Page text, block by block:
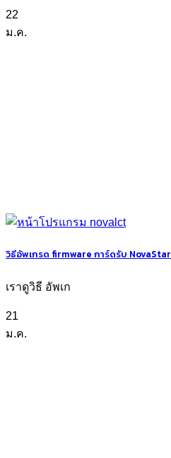
22
ม.ค.
วิธีอัพเกรด firmware การ์ดรับ NovaStar
เราดูวิธี อัพเก
21
ม.ค.